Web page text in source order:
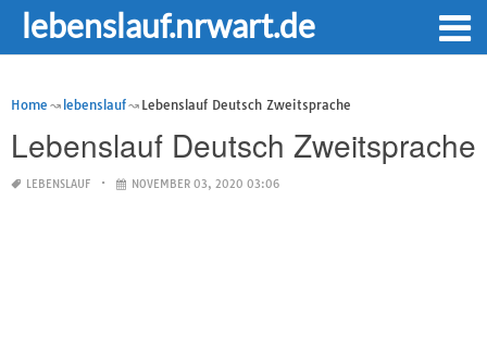
lebenslauf.nrwart.de
Home lebenslauf Lebenslauf Deutsch Zweitsprache
Lebenslauf Deutsch Zweitsprache
LEBENSLAUF NOVEMBER 03, 2020 03:06